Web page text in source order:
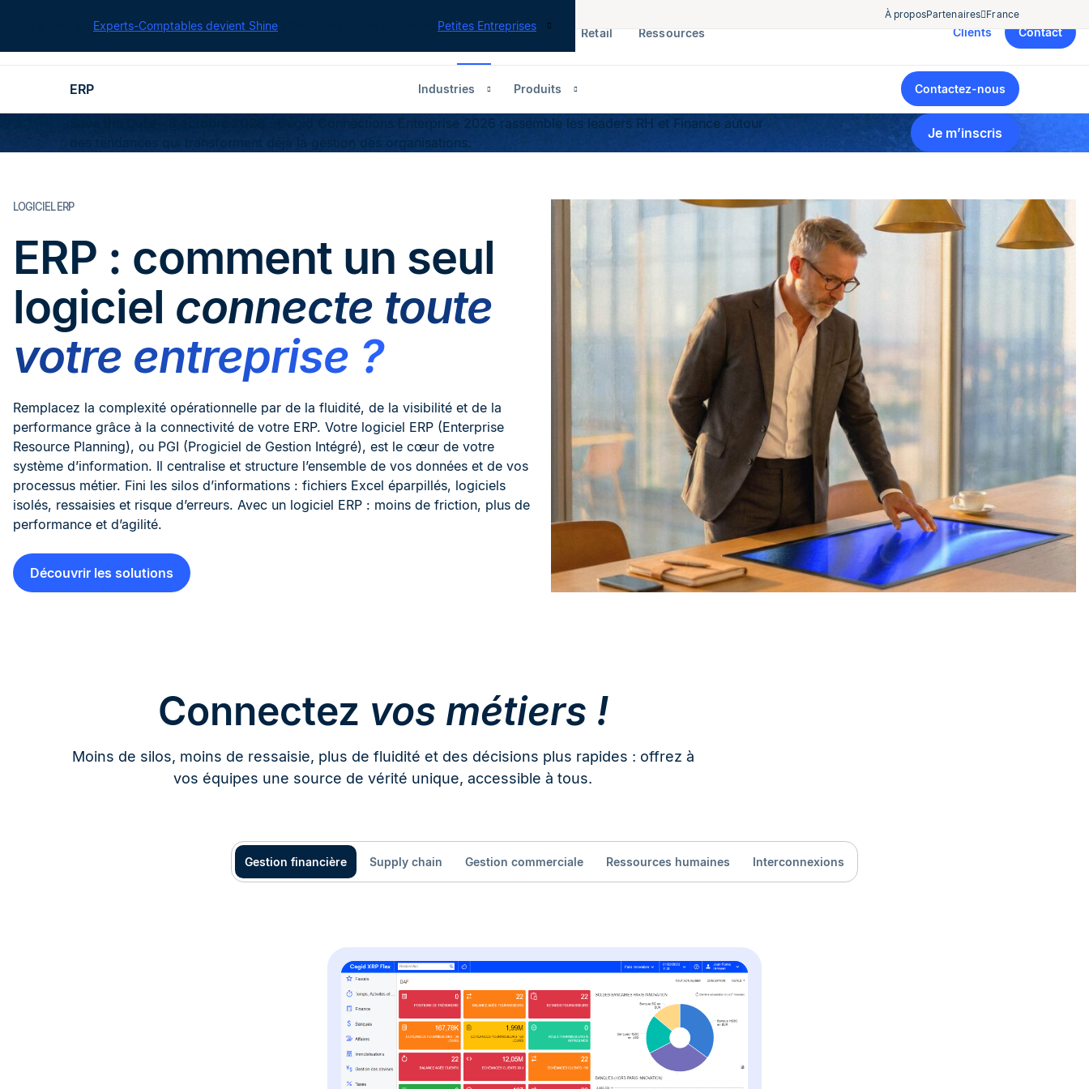
Experts-Comptables devient Shine Petites Entreprises
À proposPartenaires France
ERP Finance Retail Ressources Clients Contact
ERP Industries Produits Contactez-nous
: Cegid Connections Enterprise 2026 rassemble les leaders RH et Finance autour
des tendances qui transforment déjà la gestion des organisations.
Je m’inscris
LOGICIEL ERP
ERP : comment un seul
logiciel connecte toute
votre entreprise ?
Remplacez la complexité opérationnelle par de la fluidité, de la visibilité et de la
performance grâce à la connectivité de votre ERP. Votre logiciel ERP (Enterprise
Resource Planning), ou PGI (Progiciel de Gestion Intégré), est le cœur de votre
système d’information. Il centralise et structure l’ensemble de vos données et de vos
processus métier. Fini les silos d’informations : fichiers Excel éparpillés, logiciels
isolés, ressaisies et risque d’erreurs. Avec un logiciel ERP : moins de friction, plus de
performance et d’agilité.
Découvrir les solutions
Connectez vos métiers !
Moins de silos, moins de ressaisie, plus de fluidité et des décisions plus rapides : offrez à
vos équipes une source de vérité unique, accessible à tous.
Gestion financière Supply chain Gestion commerciale Ressources humaines Interconnexions